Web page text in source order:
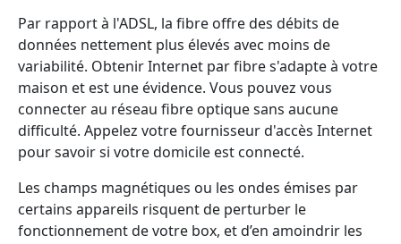
Par rapport à l'ADSL, la fibre offre des débits de
données nettement plus élevés avec moins de
variabilité. Obtenir Internet par fibre s'adapte à votre
maison et est une évidence. Vous pouvez vous
connecter au réseau fibre optique sans aucune
difficulté. Appelez votre fournisseur d'accès Internet
pour savoir si votre domicile est connecté.
Les champs magnétiques ou les ondes émises par
certains appareils risquent de perturber le
fonctionnement de votre box, et d’en amoindrir les